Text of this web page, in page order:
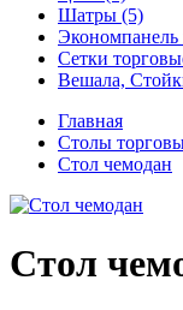
Шатры (5)
Сетки
Вешала,
Главная
Столы
Стол чемодан
Стол